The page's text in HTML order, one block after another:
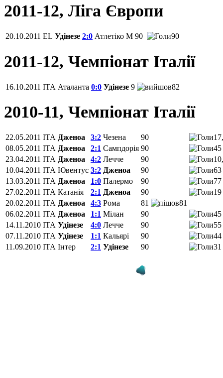
2011-12, Ліга Європи
20.10.2011 EL Удінезе 2:0 Атлетіко М 90 90
2011-12, Чемпіонат Італії
16.10.2011 ITA Аталанта 0:0 Удінезе 9 82
2010-11, Чемпіонат Італії
22.05.2011 ITA Дженоа 3:2 Чезена 90
08.05.2011 ITA Дженоа 2:1 Сампдорія 90
45
23.04.2011 ITA Дженоа 4:2 Лечче 90
10.04.2011 ITA Ювентус 3:2 Дженоа 90
63
13.03.2011 ITA Дженоа 1:0 Палермо 90
77
27.02.2011 ITA Катанія 2:1 Дженоа 90
19
20.02.2011 ITA Дженоа 4:3 Рома 81
81
06.02.2011 ITA Дженоа 1:1 Мілан 90
45
14.11.2010 ITA Удінезе 4:0 Лечче 90
55
07.11.2010 ITA Удінезе 1:1 Кальярі 90
44
11.09.2010 ITA Інтер 2:1 Удінезе 90 31